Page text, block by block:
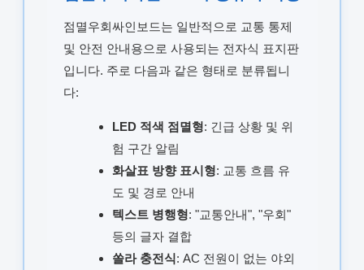
점멸우회싸인보드는 일반적으로 교통 통제
및 안전 안내용으로 사용되는 전자식 표지판
입니다. 주로 다음과 같은 형태로 분류됩니
다:
LED 적색 점멸형: 긴급 상황 및 위
험 구간 알림
화살표 방향 표시형: 교통 흐름 유
도 및 경로 안내
텍스트 병행형: "교통안내", "우회"
등의 글자 결합
쏠라 충전식: AC 전원이 없는 야외